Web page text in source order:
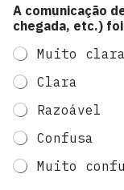
A comunicação
chegada, etc.)
Muito clara
Clara
Razoável
Confusa
Muito